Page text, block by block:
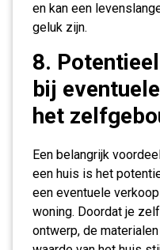
en kan een
geluk zijn.
8.
bij
het
Een belangrijk
een huis is het
een eventuele
woning. Doordat je
ontwerp, de